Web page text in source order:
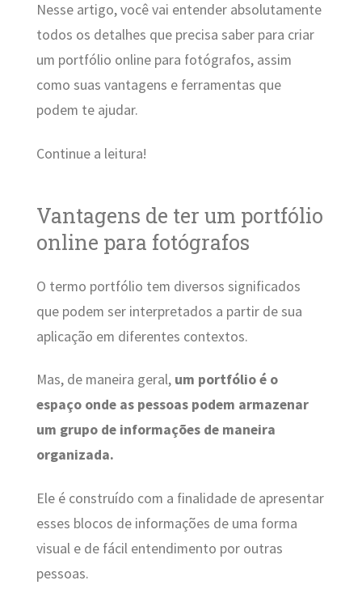
Nesse artigo, você vai entender absolutamente
todos os detalhes que precisa saber para criar
um portfólio online para fotógrafos, assim
como suas vantagens e ferramentas que
podem te ajudar.
Continue a leitura!
Vantagens de ter um portfólio
online para fotógrafos
O termo portfólio tem diversos significados
que podem ser interpretados a partir de sua
aplicação em diferentes contextos.
Mas, de maneira geral, um portfólio é o
espaço onde as pessoas podem armazenar
um grupo de informações de maneira
organizada.
Ele é construído com a finalidade de apresentar
esses blocos de informações de uma forma
visual e de fácil entendimento por outras
pessoas.